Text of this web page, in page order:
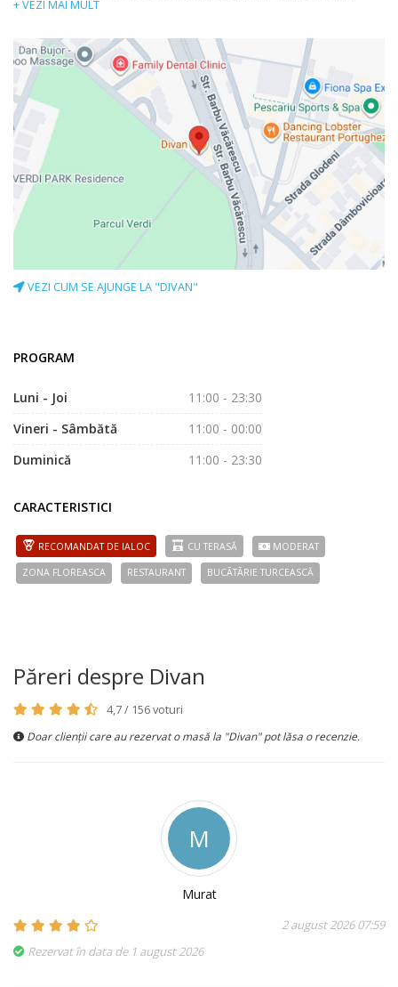
Turcia fac din fiecare vizită mai mult decât o simplă cină – o
+ VEZI MAI MULT
VEZI CUM SE AJUNGE LA "DIVAN"
PROGRAM
Luni - Joi
11:00 - 23:30
Vineri - Sâmbătă
11:00 - 00:00
Duminică
11:00 - 23:30
CARACTERISTICI
RECOMANDAT DE IALOC CU TERASĂ MODERAT
ZONA FLOREASCA RESTAURANT BUCÃTÃRIE TURCEASCĂ
Păreri despre Divan
4,7 / 156 voturi
Doar clienții care au rezervat o masă la "Divan" pot lăsa o recenzie.
M
Murat
2 august 2026 07:59
Rezervat în data de 1 august 2026